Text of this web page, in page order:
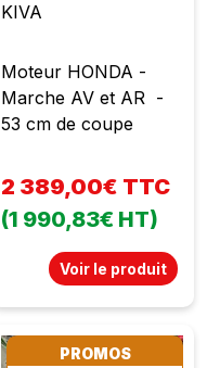
KIVA
Moteur HONDA -
Marche AV et AR -
53 cm de coupe
2 389,00€ TTC
(1 990,83€ HT)
Voir le produit
PROMOS